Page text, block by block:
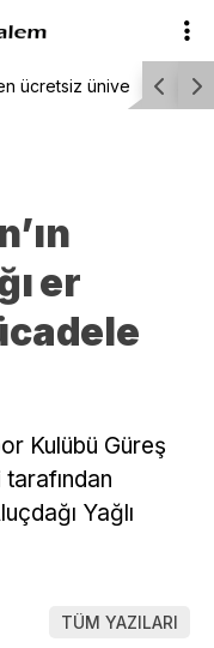
tercih Hayata
er
Kulübü Güreş
tarafından
Yağlı
TÜM YAZILARI